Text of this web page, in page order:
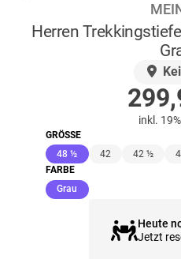
Herren
inkl.
GRÖSSE
48 ½(ausgewählt)
42 42 ½
FARBE
Grau (ausgewählt)
Heute
Jetzt